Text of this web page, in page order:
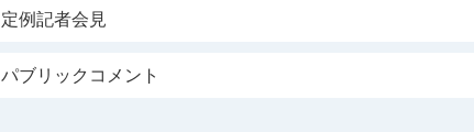
定例記者会見
パブリックコメント